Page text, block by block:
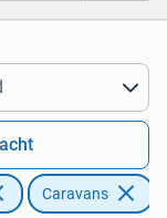
Caravans